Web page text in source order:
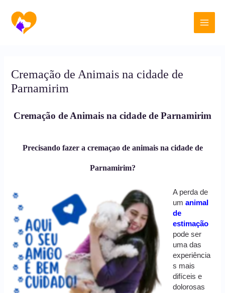
para
conteúdo
Main
Cremação de Animais na cidade de
Parnamirim
Cremação de Animais na cidade de Parnamirim
Precisando fazer a cremaçao de animais na cidade de
Parnamirim?
A perda de
umanimal
de
estimação
pode ser
uma das
experiência
s mais
difíceis e
dolorosas